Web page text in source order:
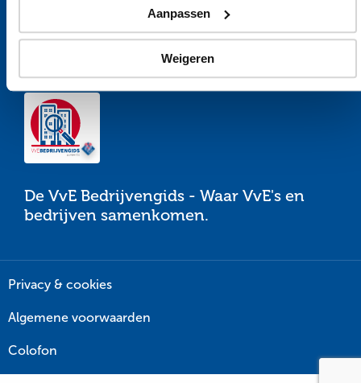
Aanpassen
Weigeren
De VvE Bedrijvengids - Waar VvE's en
bedrijven samenkomen.
Privacy & cookies
Algemene voorwaarden
Colofon